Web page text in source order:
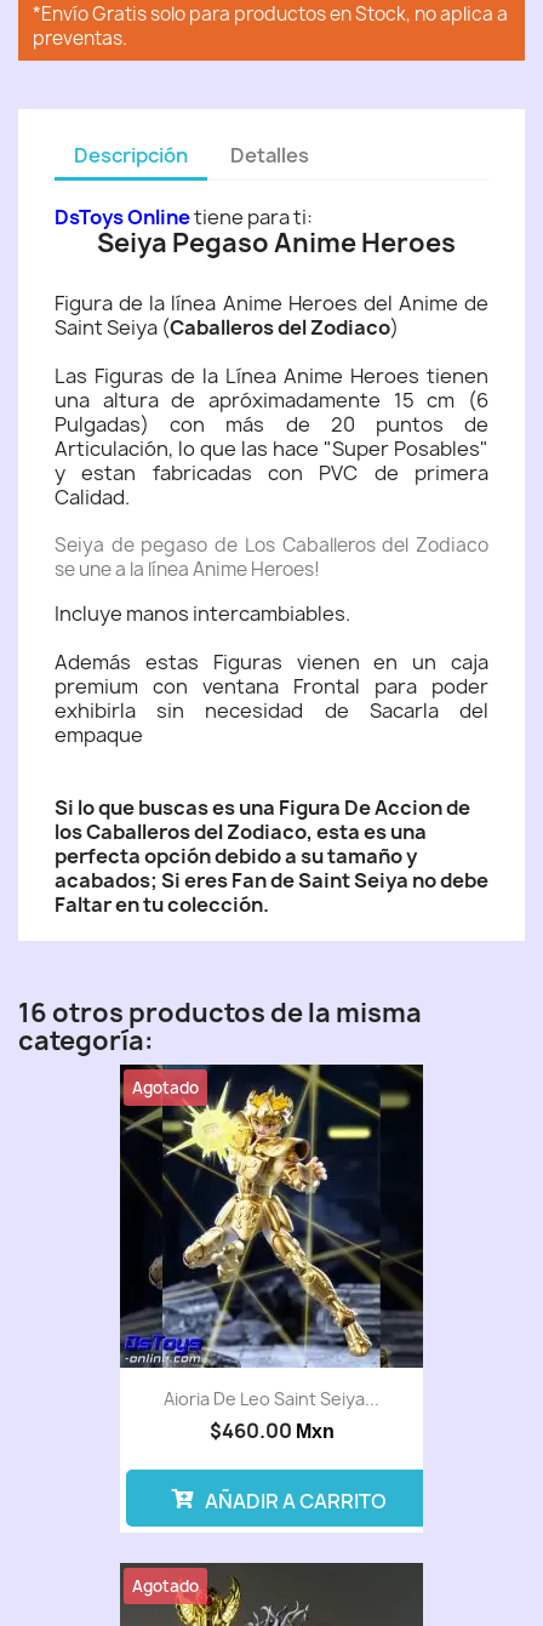
*Envío Gratis solo para productos en Stock, no aplica a
preventas.
Descripción Detalles
DsToys Onlinetiene para ti:
Seiya Pegaso Anime Heroes
Figura de la línea Anime Heroes del Anime de
Saint Seiya (Caballeros del Zodiaco)
Las Figuras de la Línea Anime Heroes tienen
una altura de apróximadamente 15 cm (6
Pulgadas) con más de 20 puntos de
Articulación, lo que las hace "Super Posables"
y estan fabricadas con PVC de primera
Calidad.
Seiya de pegaso de Los Caballeros del Zodiaco
se une a la línea Anime Heroes!
Incluye manos intercambiables.
Además estas Figuras vienen en un caja
premium con ventana Frontal para poder
exhibirla sin necesidad de Sacarla del
empaque
Si lo que buscas es una Figura De Accion de
los Caballeros del Zodiaco, esta es una
perfecta opción debido a su tamaño y
acabados; Si eres Fan de Saint Seiya no debe
Faltar en tu colección.
16 otros productos de la misma
categoría:
Aioria De Leo Saint Seiya...
$460.00 Mxn
Agotado
AÑADIR A CARRITO
Agotado